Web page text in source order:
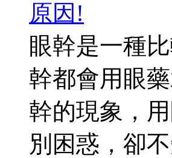
眼幹是一種
幹都會用眼
幹的現象，
別困惑，卻